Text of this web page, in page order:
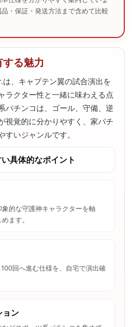
・保証・発送方法まで含めて比較
る魅力
、キャプテン翼の試合演出を
ラクター性と一緒に味わえる点
パチンコは、ゴール、守備、逆
視覚的に分かりやすく、家パチ
すいジャンルです。
具体的なポイント
的な守護神キャラクターを軸
ます。
回へ進む仕様を、自宅で演出確
ョン